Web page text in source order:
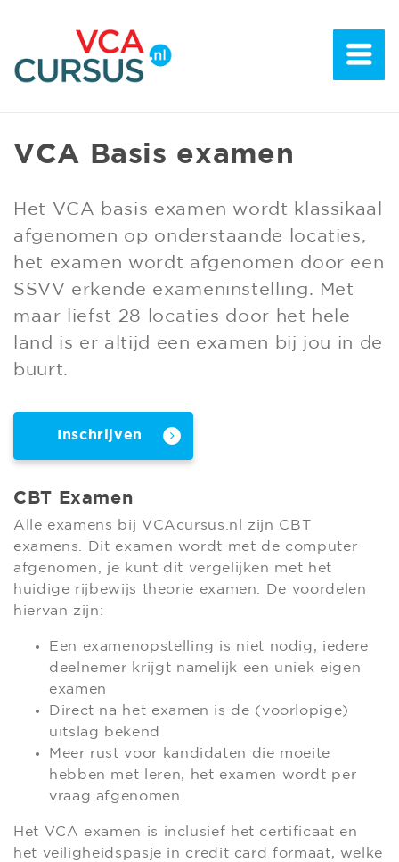
VCA Basis examen
Het VCA basis examen wordt klassikaal
afgenomen op onderstaande locaties,
het examen wordt afgenomen door een
SSVV erkende exameninstelling. Met
maar liefst 28 locaties door het hele
land is er altijd een examen bij jou in de
buurt.
Inschrijven
CBT Examen
Alle examens bij VCAcursus.nl zijn CBT
examens. Dit examen wordt met de computer
afgenomen, je kunt dit vergelijken met het
huidige rijbewijs theorie examen. De voordelen
hiervan zijn:
Een examenopstelling is niet nodig, iedere
deelnemer krijgt namelijk een uniek eigen
examen
Direct na het examen is de (voorlopige)
uitslag bekend
Meer rust voor kandidaten die moeite
hebben met leren, het examen wordt per
vraag afgenomen.
Het VCA examen is inclusief het certificaat en
het veiligheidspasje in credit card formaat, welke